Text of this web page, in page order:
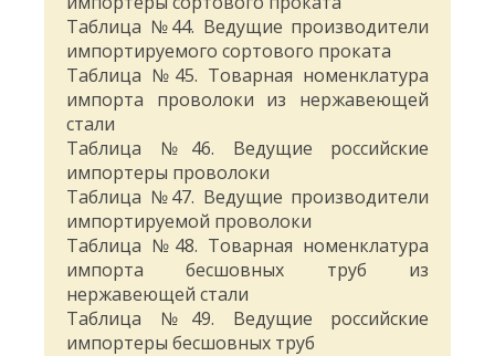
Таблица №44. Ведущие производители
импортируемого сортового проката
Таблица №45. Товарная номенклатура
импорта проволоки из нержавеющей
стали
Таблица №46. Ведущие российские
импортеры проволоки
Таблица №47. Ведущие производители
импортируемой проволоки
Таблица №48. Товарная номенклатура
импорта бесшовных труб из
нержавеющей стали
Таблица №49. Ведущие российские
импортеры бесшовных труб